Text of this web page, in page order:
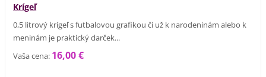
Krígeľ
0,5 litrový krígeľ s futbalovou grafikou či už k narodeninám alebo k
meninám je praktický darček...
Vaša cena: 16,00 €